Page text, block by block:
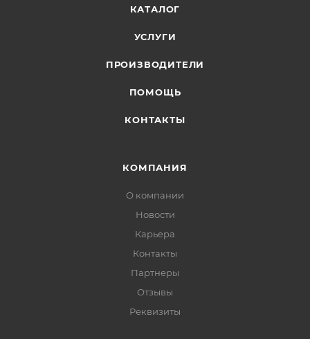
КАТАЛОГ
УСЛУГИ
ПРОИЗВОДИТЕЛИ
ПОМОЩЬ
КОНТАКТЫ
КОМПАНИЯ
О компании
Новости
Карьера
Контакты
Партнеры
Отзывы
Реквизиты